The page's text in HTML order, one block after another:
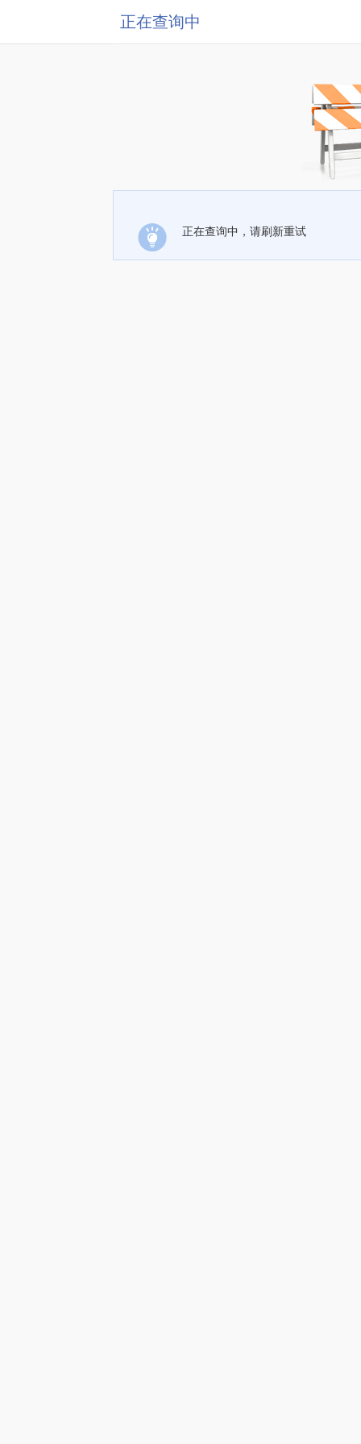
正在查询中
正在查询中，请刷新重试